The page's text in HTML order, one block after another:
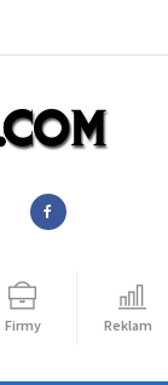
Firmy Reklama